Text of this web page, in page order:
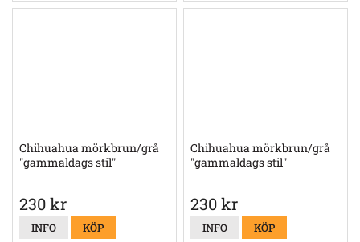
Chihuahua mörkbrun/grå
"gammaldags stil"
230 kr
INFO KÖP
Chihuahua mörkbrun/grå
"gammaldags stil"
230 kr
INFO KÖP